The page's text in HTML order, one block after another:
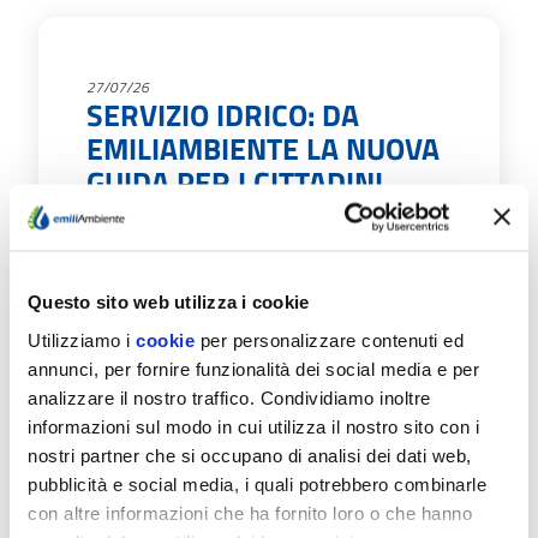
Questo sito web utilizza i cookie
Utilizziamo i cookie per personalizzare contenuti ed
annunci, per fornire funzionalità dei social media e per
analizzare il nostro traffico. Condividiamo inoltre
informazioni sul modo in cui utilizza il nostro sito con i
nostri partner che si occupano di analisi dei dati web,
pubblicità e social media, i quali potrebbero combinarle
con altre informazioni che ha fornito loro o che hanno
27/07/26
SERVIZIO IDRICO: DA
EMILIAMBIENTE LA NUOVA
GUIDA PER I CITTADINI
EmiliAmbiente ha pubblicato la nuova "Guida
Scopri di più
09/07/26